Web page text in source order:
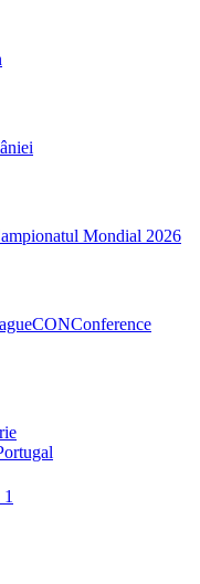
Mondial 2026
CONConference